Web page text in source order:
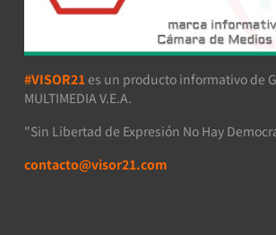
#VISOR21 es un producto informativo de
MULTIMEDIA V.E.A.
"Sin Libertad de Expresión No Hay
contacto@visor21.com